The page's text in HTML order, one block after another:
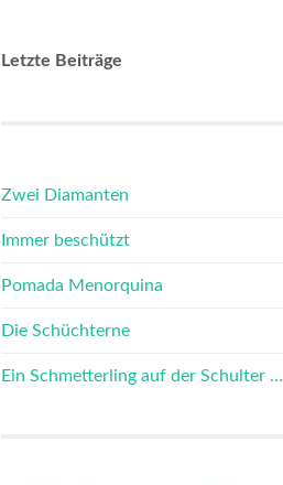
Letzte Beiträge
Zwei Diamanten
Immer beschützt
Pomada Menorquina
Die Schüchterne
Ein Schmetterling auf der Schulter …